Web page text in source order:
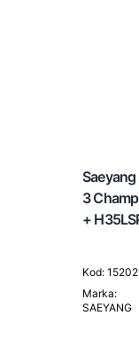
3
+
Kod:
Marka:
SAEYANG